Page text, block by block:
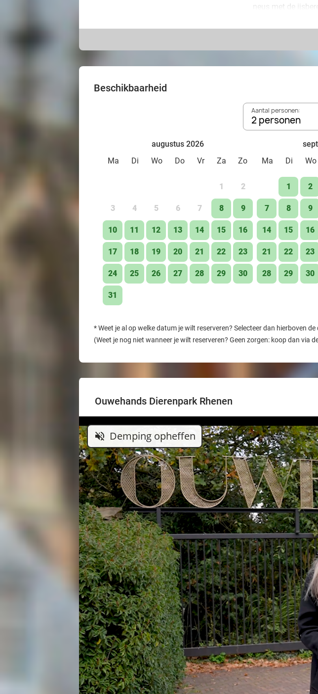
neus met de
de Afrikaanse
ringstaartmaki
verrassende
leefgebied, de
beschermen.
Beschikbaarheid
Aantal personen:
2 personen
augustus 2026
Ma
Di Wo Do Vr Za Zo
1 2
3 4 5 6 7 8 9
10 11 12 13 14 15 16
17 18 19 20 21 22 23
24 25 26 27 28 29 30
31
Ma
Di Wo
1 2
7 8 9
14 15 16
21 22 23
28 29 30
*Weet je al op welke datum je wilt reserveren? Selecteer dan hierboven
(Weet je nog niet wanneer je wilt reserveren? Geen zorgen: koop dan via de
Ouwehands Dierenpark Rhenen
volume_off Demping opheffen